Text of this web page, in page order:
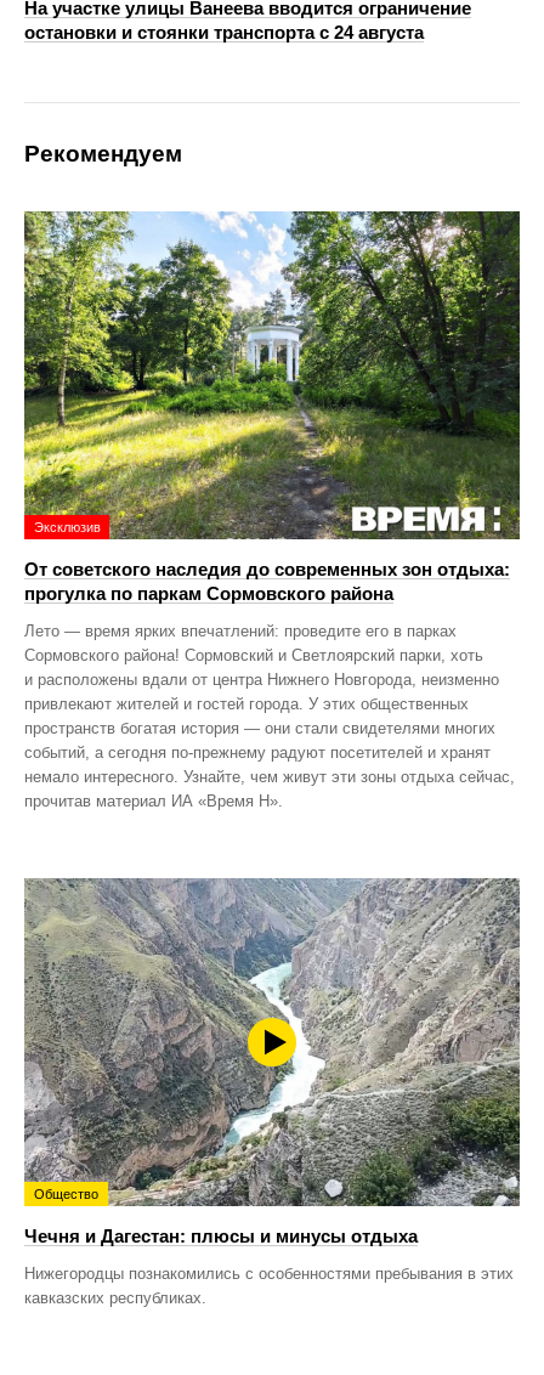
На участке улицы Ванеева вводится ограничение
остановки и стоянки транспорта с 24 августа
Рекомендуем
Эксклюзив
От советского наследия до современных зон отдыха:
прогулка по паркам Сормовского района
Лето — время ярких впечатлений: проведите его в парках
Сормовского района! Сормовский и Светлоярский парки, хоть
и расположены вдали от центра Нижнего Новгорода, неизменно
привлекают жителей и гостей города. У этих общественных
пространств богатая история — они стали свидетелями многих
событий, а сегодня по‑прежнему радуют посетителей и хранят
немало интересного. Узнайте, чем живут эти зоны отдыха сейчас,
прочитав материал ИА «Время Н».
Общество
Чечня и Дагестан: плюсы и минусы отдыха
Нижегородцы познакомились с особенностями пребывания в этих
кавказских республиках.